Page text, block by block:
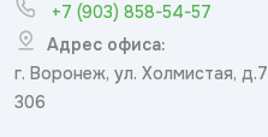
+7 (903) 858-54-57
Адрес офиса:
г. Воронеж, ул. Холмистая,
306